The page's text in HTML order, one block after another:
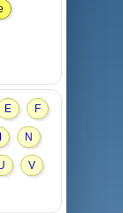
E F
N
V